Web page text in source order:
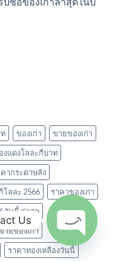
ของเก่า
ขายของเก่า
งแดงโลละกี่บาท
ากระดาษลัง
ลละ 2566
ราคาของเก่า
วันนี้ ล่าสุด
ายของเก่า
ราคาทองเหลืองวันนี้
Us
OPEN